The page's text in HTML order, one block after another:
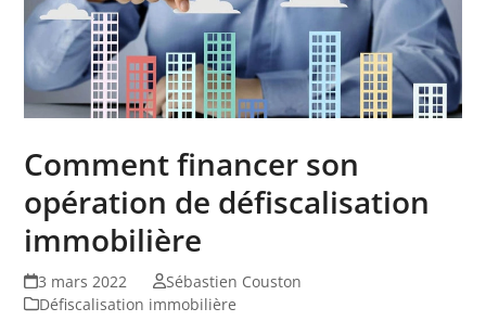
Comment financer son
opération de défiscalisation
immobilière
3 mars 2022
Sébastien Couston
Défiscalisation immobilière